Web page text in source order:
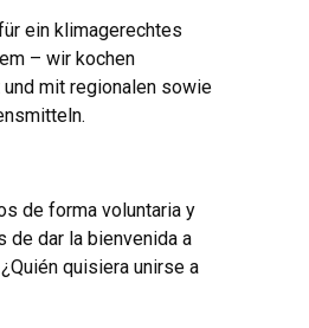
ein klimagerechtes
– wir kochen
mit regionalen sowie
.
de forma voluntaria y
dar la bienvenida a
quisiera unirse a